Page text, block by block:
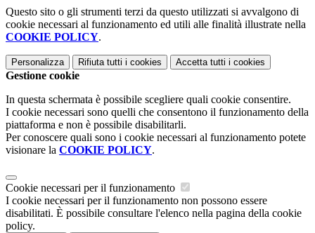
Questo sito o gli strumenti terzi da questo utilizzati si avvalgono di
cookie necessari al funzionamento ed utili alle finalità illustrate nella
COOKIE POLICY.
Personalizza Rifiuta tutti i cookies Accetta tutti i cookies
Gestione cookie
In questa schermata è possibile scegliere quali cookie consentire.
I cookie necessari sono quelli che consentono il funzionamento della
piattaforma e non è possibile disabilitarli.
Per conoscere quali sono i cookie necessari al funzionamento potete
visionare la COOKIE POLICY.
Cookie necessari per il funzionamento
I cookie necessari per il funzionamento non possono essere
disabilitati. È possibile consultare l'elenco nella pagina della cookie
policy.